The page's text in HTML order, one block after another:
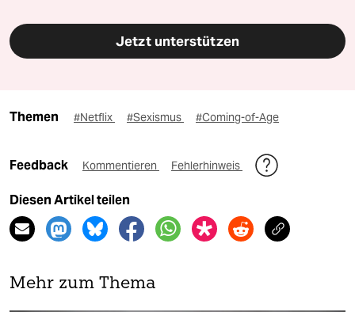
Jetzt unterstützen
Themen #Netflix #Sexismus #Coming-of-Age
Feedback Kommentieren Fehlerhinweis
Diesen Artikel teilen
Mehr zum Thema